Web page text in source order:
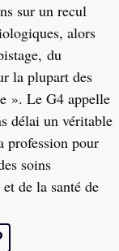
sur un recul
alors
du
la plupart des
». Le G4 appelle
délai un véritable
profession pour
soins
de la santé de